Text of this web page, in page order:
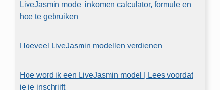
LiveJasmin model inkomen calculator, formule en
hoe te gebruiken
Hoeveel LiveJasmin modellen verdienen
Hoe word ik een LiveJasmin model | Lees voordat
je je inschrijft